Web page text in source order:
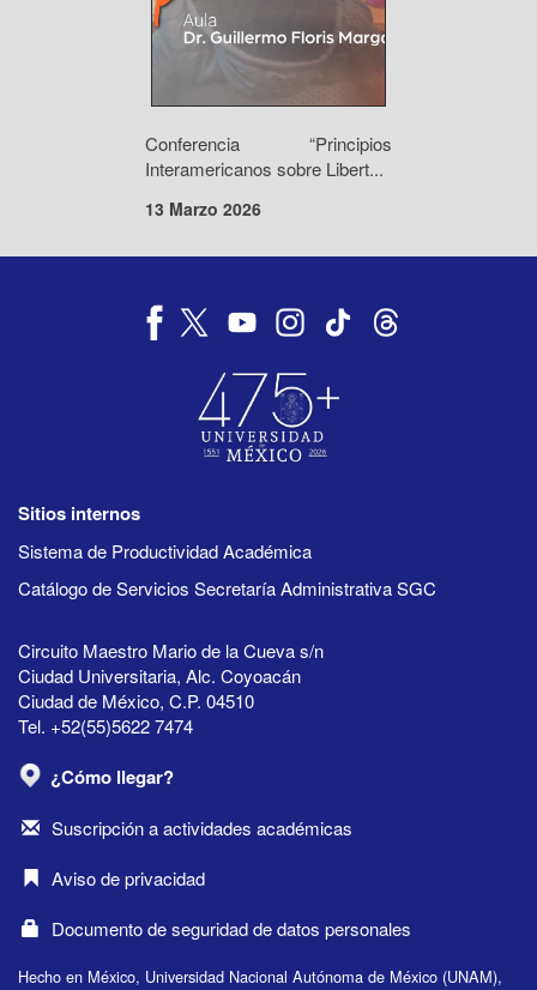
Conferencia “Principios
Interamericanos sobre Libert...
13 Marzo 2026
Sitios internos
Sistema de Productividad Académica
Catálogo de Servicios Secretaría Administrativa SGC
Circuito Maestro Mario de la Cueva s/n
Ciudad Universitaria, Alc. Coyoacán
Ciudad de México, C.P. 04510
Tel. +52(55)5622 7474
¿Cómo llegar?
Suscripción a actividades académicas
Aviso de privacidad
Documento de seguridad de datos personales
Hecho en México, Universidad Nacional Autónoma de México (UNAM),